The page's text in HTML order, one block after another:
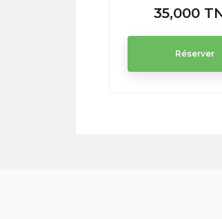
Prix
35,000
Réserver